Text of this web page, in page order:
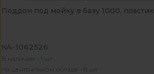
Поддон под мойку в базу 1000, пластик
КА-1062526
В наличии - 1 шт
На центральном складе - 8 шт